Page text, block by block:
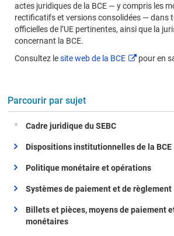
actes juridiques de la BCE — y compris les
rectificatifs et versions consolidées — dans
officielles de l’UE pertinentes, ainsi que la
concernant la BCE.
Consultez lesite web de la BCE pour en
Parcourir par sujet
Cadre juridique du SEBC
Développer/Collapse
Dispositions institutionnelles de la BCE
Développer/Collapse
Politique monétaire et opérations
Développer/Collapse
Systèmes de paiement et de règlement
Développer/Collapse
Billets et pièces, moyens de paiement
monétaires